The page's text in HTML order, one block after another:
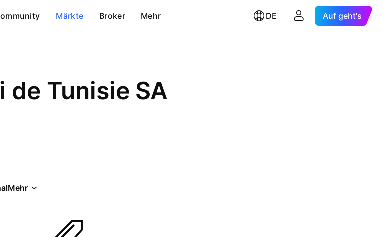
Märkte Broker Mehr DE Auf geht's
Tunisie SA
Mehr